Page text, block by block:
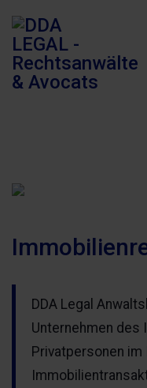
DDA Legal
Unternehmen des
Privatpersonen